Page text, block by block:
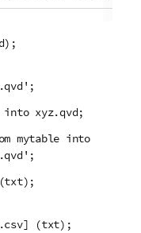
into xyz.qvd;
mytable into
(txt);
(txt);